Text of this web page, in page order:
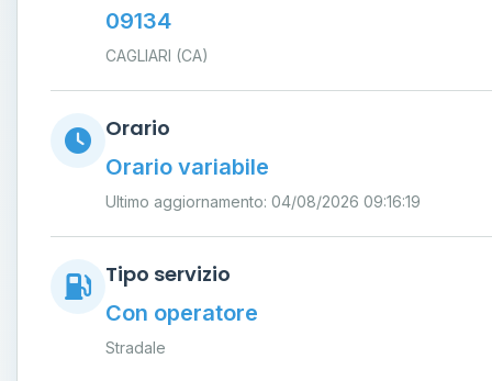
09134
CAGLIARI (CA)
Orario
Orario variabile
Ultimo aggiornamento: 04/08/2026 09:16:19
Tipo servizio
Con operatore
Stradale